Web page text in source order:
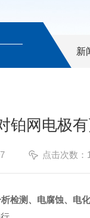
新
铂网电极
点击次数：
检测、电腐蚀、电